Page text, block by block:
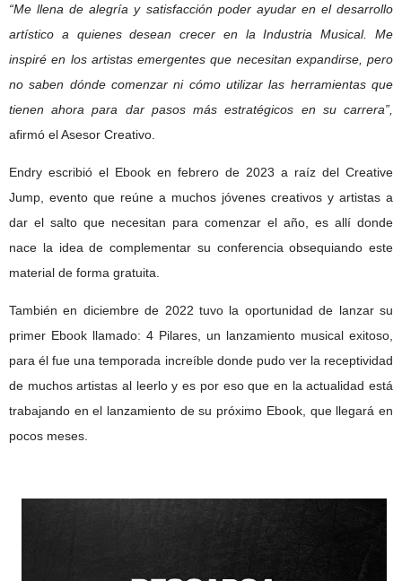
“Me llena de alegría y satisfacción poder ayudar en el desarrollo
artístico a quienes desean crecer en la Industria Musical. Me
inspiré en los artistas emergentes que necesitan expandirse, pero
no saben dónde comenzar ni cómo utilizar las herramientas que
tienen ahora para dar pasos más estratégicos en su carrera”,
afirmó el Asesor Creativo.
Endry escribió el Ebook en febrero de 2023 a raíz del Creative
Jump, evento que reúne a muchos jóvenes creativos y artistas a
dar el salto que necesitan para comenzar el año, es allí donde
nace la idea de complementar su conferencia obsequiando este
material de forma gratuita.
También en diciembre de 2022 tuvo la oportunidad de lanzar su
primer Ebook llamado: 4 Pilares, un lanzamiento musical exitoso,
para él fue una temporada increíble donde pudo ver la receptividad
de muchos artistas al leerlo y es por eso que en la actualidad está
trabajando en el lanzamiento de su próximo Ebook, que llegará en
pocos meses.